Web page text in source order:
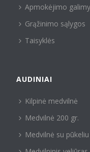
Apmokėjimo
Grąžinimo sąlygos
Taisyklės
AUDINIAI
Kilpinė medvilnė
Medvilnė 200 gr.
Medvilnė su pūkeliu